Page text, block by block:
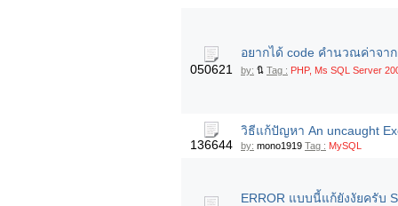
050621
อยากได้ code คำนวณค่าจา
by: นิ Tag : PHP, Ms SQL Server
136644
วิธีแก้ปัญหา An uncaught
by: mono1919 Tag : MySQL
ERROR แบบนี้แก้ยังงัยครับ